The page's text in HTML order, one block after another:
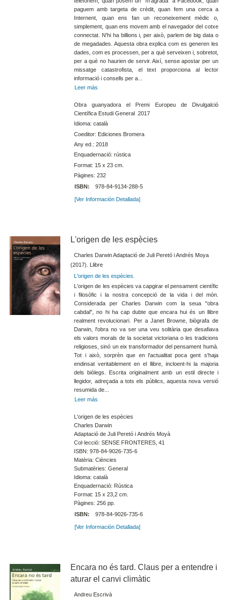
paguem amb targeta de crèdit, quan fem una cerca a
Internent, quan ens fan un reconeixement mèdic o,
simplement, quan ens movem amb el navegador del cotxe
connectat. N'hi ha billions i, per això, parlem de big data o
de megadades. Aquesta obra explica com es generen les
dades, com es processen, per a què serveixen i, sobretot,
per a què no haurien de servir. Així, sense apostar per un
missatge catastrofista, el text proporciona al lector
informació i consells per a...
Leer más
Obra guanyadora el Premi Europeu de Divulgalció
Científica Estudi General 2017
Idioma: català
Coeditor: Ediciones Bromera
Any ed.: 2018
Enquadernació: rústica
Format: 15 x 23 cm.
Pàgines: 232
ISBN:
978-84-9134-288-5
[Ver Información Detallada]
L'origen de les espècies
Charles Darwin Adaptació de Juli Peretó i Andrés Moya
(2017). Llibre
L'origen de les espècies.
L'origen de les espècies va capgirar el pensament científic
i filosòfic i la nostra concepció de la vida i del món.
Considerada per Charles Darwin com la seua "obra
cabdal", no hi ha cap dubte que encara hui és un llibre
realment revolucionari. Per a Janet Browne, biògrafa de
Darwin, l'obra no va ser una veu solitària que desafiava
els valors morals de la societat victoriana o les tradicions
religioses, sinó un eix transformador del pensament humà.
Tot i això, sorprèn que en l'actualitat poca gent s'haja
endinsat veritablement en el llibre, incloent-hi la majoria
dels biòlegs. Escrita originalment amb un estil directe i
llegidor, adreçada a tots els públics, aquesta nova versió
resumida de...
Leer más
L'origen de les espècies
Charles Darwin
Adaptació de Juli Peretó i Andrés Moyà
Col·lecció: SENSE FRONTERES, 41
ISBN: 978-84-9026-735-6
Matèria: Ciències
Submatèries: General
Idioma: català
Enquadernació: Rústica
Format: 15 x 23,2 cm.
Pàgines: 256 pp.
ISBN:
978-84-9026-735-6
[Ver Información Detallada]
Encara no és tard. Claus per a entendre i
aturar el canvi climàtic
Andreu Escrivà